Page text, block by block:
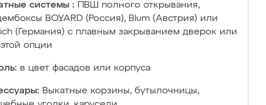
системы :
ПВШ полного открывания,
BOYARD (Россия), Blum (Австрия) или
(Германия) с плавным закрыванием дверок или
опции
в цвет фасадов или корпуса
Выкатные корзины, бутылочницы,